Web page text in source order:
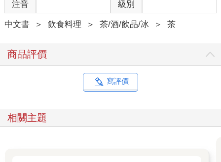
注音 級別
中文書 ＞ 飲食料理 ＞ 茶/酒/飲品/冰 ＞ 茶
商品評價
寫評價
相關主題